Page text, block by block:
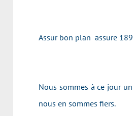
Assur bon plan assure
Nous sommes à ce jour
nous en sommes fiers.